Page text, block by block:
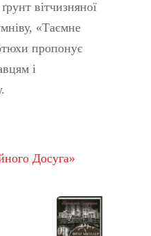
вітчизняної
«Таємне
пропонує
і
Досуга»